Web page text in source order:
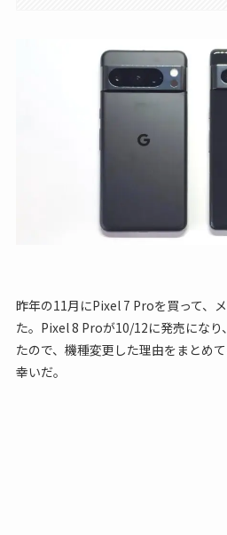
昨年の11月にPixel 7 Proを買って、
た。Pixel 8 Proが10/12に発売になり
たので、機種変更した理由をまとめ
幸いだ。